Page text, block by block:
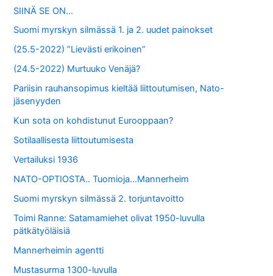
SIINÄ SE ON…
Suomi myrskyn silmässä 1. ja 2. uudet painokset
(25.5-2022) ”Lievästi erikoinen”
(24.5-2022) Murtuuko Venäjä?
Pariisin rauhansopimus kieltää liittoutumisen, Nato-
jäsenyyden
Kun sota on kohdistunut Eurooppaan?
Sotilaallisesta liittoutumisesta
Vertailuksi 1936
NATO-OPTIOSTA.. Tuomioja…Mannerheim
Suomi myrskyn silmässä 2. torjuntavoitto
Toimi Ranne: Satamamiehet olivat 1950-luvulla
pätkätyöläisiä
Mannerheimin agentti
Mustasurma 1300-luvulla